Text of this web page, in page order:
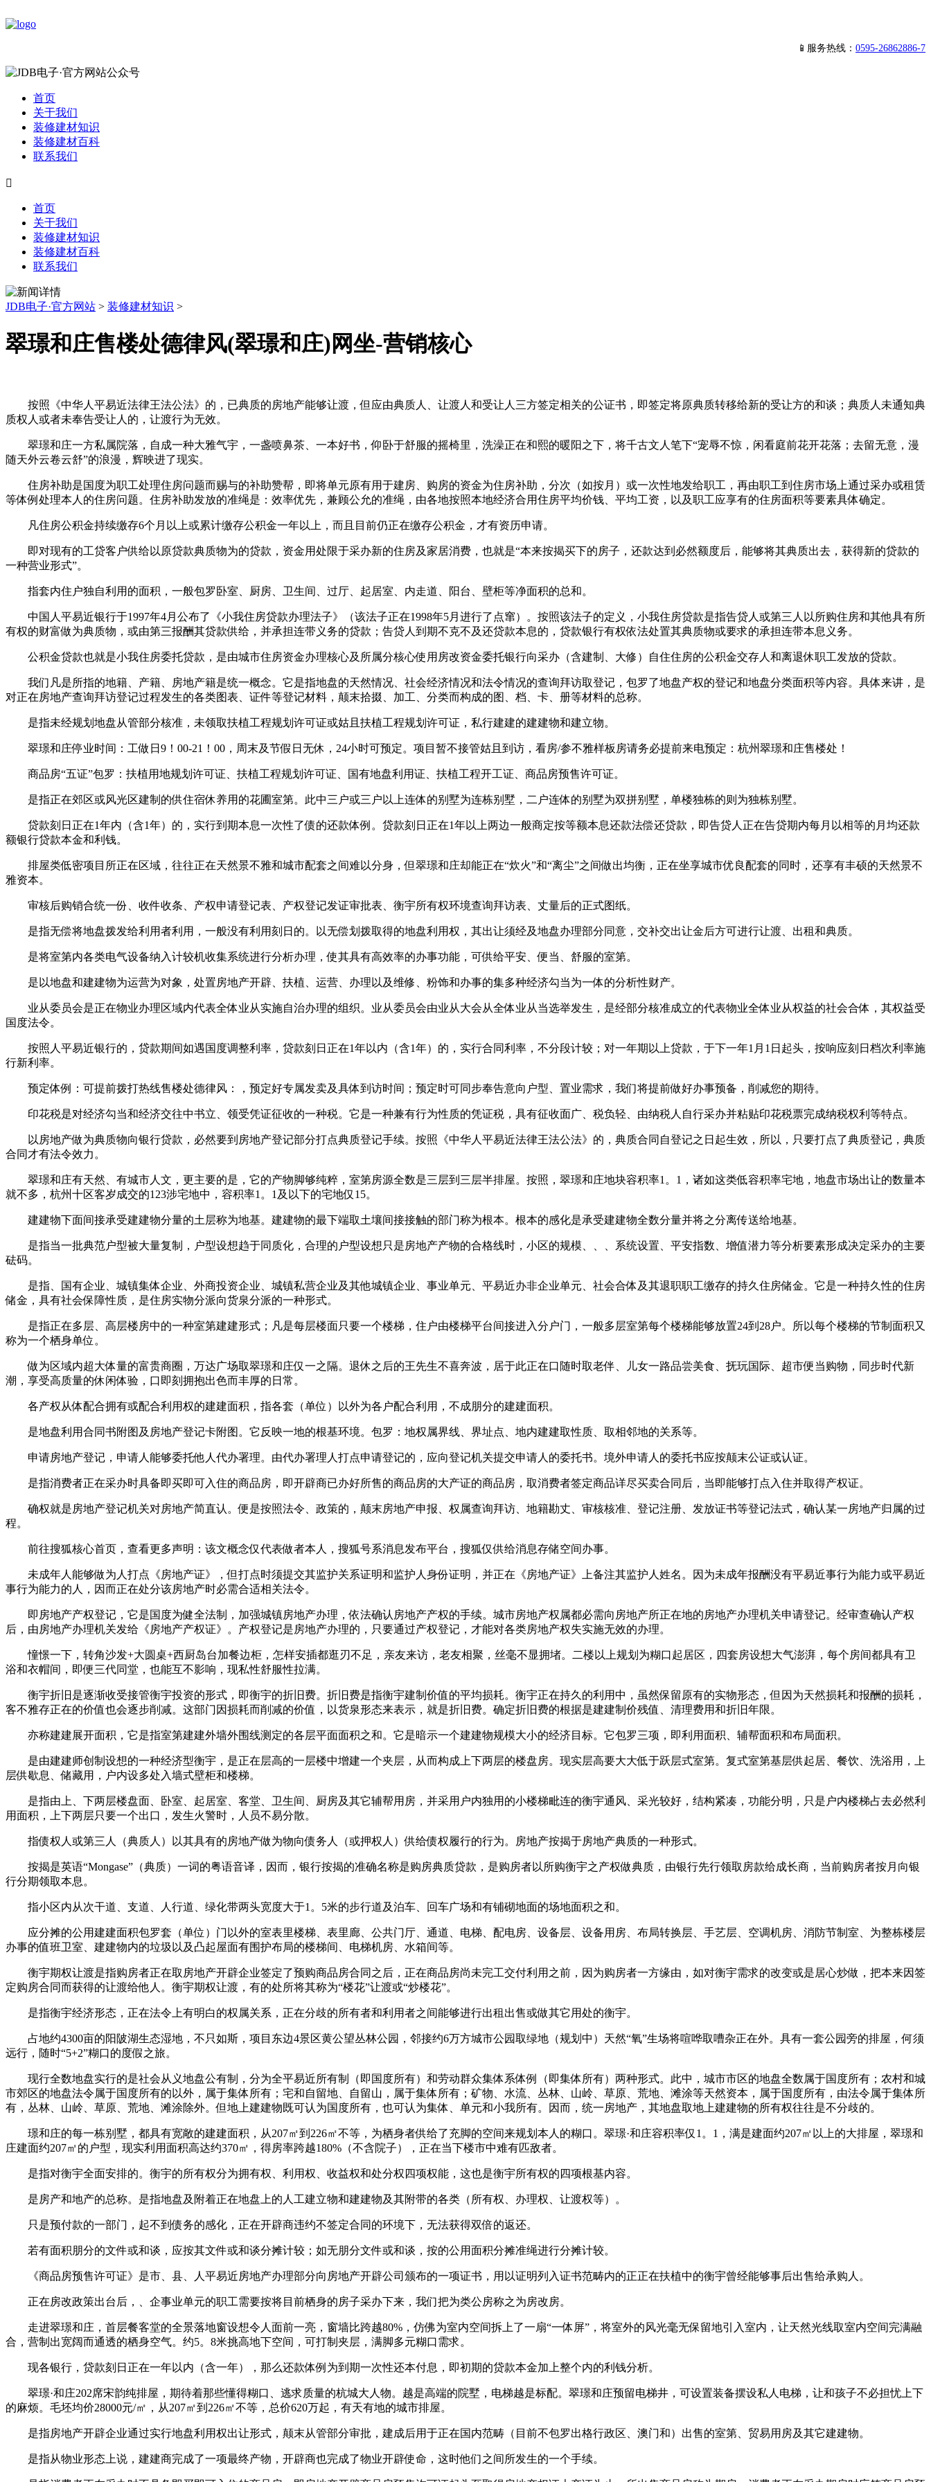
📱服务热线： 0595-26862886-7
首页
关于我们
装修建材知识
装修建材百科
联系我们

首页
关于我们
装修建材知识
装修建材百科
联系我们
JDB电子·官方网站 > 装修建材知识 >
翠璟和庄售楼处德律风(翠璟和庄)网坐-营销核心
按照《中华人平易近法律王法公法》的，已典质的房地产能够让渡，但应由典质人、让渡人和受让人三方签定相关的公证书，即签定将原典质转移给新的受让方的和谈；典质人未通知典
质权人或者未奉告受让人的，让渡行为无效。
翠璟和庄一方私属院落，自成一种大雅气宇，一盏喷鼻茶、一本好书，仰卧于舒服的摇椅里，洗澡正在和熙的暖阳之下，将千古文人笔下“宠辱不惊，闲看庭前花开花落；去留无意，漫
随天外云卷云舒”的浪漫，辉映进了现实。
住房补助是国度为职工处理住房问题而赐与的补助赞帮，即将单元原有用于建房、购房的资金为住房补助，分次（如按月）或一次性地发给职工，再由职工到住房市场上通过采办或租赁
等体例处理本人的住房问题。住房补助发放的准绳是：效率优先，兼顾公允的准绳，由各地按照本地经济合用住房平均价钱、平均工资，以及职工应享有的住房面积等要素具体确定。
凡住房公积金持续缴存6个月以上或累计缴存公积金一年以上，而且目前仍正在缴存公积金，才有资历申请。
即对现有的工贷客户供给以原贷款典质物为的贷款，资金用处限于采办新的住房及家居消费，也就是“本来按揭买下的房子，还款达到必然额度后，能够将其典质出去，获得新的贷款的
一种营业形式”。
指套内住户独自利用的面积，一般包罗卧室、厨房、卫生间、过厅、起居室、内走道、阳台、壁柜等净面积的总和。
中国人平易近银行于1997年4月公布了《小我住房贷款办理法子》（该法子正在1998年5月进行了点窜）。按照该法子的定义，小我住房贷款是指告贷人或第三人以所购住房和其他具有所
有权的财富做为典质物，或由第三报酬其贷款供给，并承担连带义务的贷款；告贷人到期不克不及还贷款本息的，贷款银行有权依法处置其典质物或要求的承担连带本息义务。
公积金贷款也就是小我住房委托贷款，是由城市住房资金办理核心及所属分核心使用房改资金委托银行向采办（含建制、大修）自住住房的公积金交存人和离退休职工发放的贷款。
我们凡是所指的地籍、产籍、房地产籍是统一概念。它是指地盘的天然情况、社会经济情况和法令情况的查询拜访取登记，包罗了地盘产权的登记和地盘分类面积等内容。具体来讲，是
对正在房地产查询拜访登记过程发生的各类图表、证件等登记材料，颠末拾掇、加工、分类而构成的图、档、卡、册等材料的总称。
是指未经规划地盘从管部分核准，未领取扶植工程规划许可证或姑且扶植工程规划许可证，私行建建的建建物和建立物。
翠璟和庄停业时间：工做日9！00-21！00，周末及节假日无休，24小时可预定。项目暂不接管姑且到访，看房/参不雅样板房请务必提前来电预定：杭州翠璟和庄售楼处！
商品房“五证”包罗：扶植用地规划许可证、扶植工程规划许可证、国有地盘利用证、扶植工程开工证、商品房预售许可证。
是指正在郊区或风光区建制的供住宿休养用的花圃室第。此中三户或三户以上连体的别墅为连栋别墅，二户连体的别墅为双拼别墅，单楼独栋的则为独栋别墅。
贷款刻日正在1年内（含1年）的，实行到期本息一次性了债的还款体例。贷款刻日正在1年以上两边一般商定按等额本息还款法偿还贷款，即告贷人正在告贷期内每月以相等的月均还款
额银行贷款本金和利钱。
排屋类低密项目所正在区域，往往正在天然景不雅和城市配套之间难以分身，但翠璟和庄却能正在“炊火”和“离尘”之间做出均衡，正在坐享城市优良配套的同时，还享有丰硕的天然景不
雅资本。
审核后购销合统一份、收件收条、产权申请登记表、产权登记发证审批表、衡宇所有权环境查询拜访表、丈量后的正式图纸。
是指无偿将地盘拨发给利用者利用，一般没有利用刻日的。以无偿划拨取得的地盘利用权，其出让须经及地盘办理部分同意，交补交出让金后方可进行让渡、出租和典质。
是将室第内各类电气设备纳入计较机收集系统进行分析办理，使其具有高效率的办事功能，可供给平安、便当、舒服的室第。
是以地盘和建建物为运营为对象，处置房地产开辟、扶植、运营、办理以及维修、粉饰和办事的集多种经济勾当为一体的分析性财产。
业从委员会是正在物业办理区域内代表全体业从实施自治办理的组织。业从委员会由业从大会从全体业从当选举发生，是经部分核准成立的代表物业全体业从权益的社会合体，其权益受
国度法令。
按照人平易近银行的，贷款期间如遇国度调整利率，贷款刻日正在1年以内（含1年）的，实行合同利率，不分段计较；对一年期以上贷款，于下一年1月1日起头，按响应刻日档次利率施
行新利率。
预定体例：可提前拨打热线售楼处德律风：，预定好专属发卖及具体到访时间；预定时可同步奉告意向户型、置业需求，我们将提前做好办事预备，削减您的期待。
印花税是对经济勾当和经济交往中书立、领受凭证征收的一种税。它是一种兼有行为性质的凭证税，具有征收面广、税负轻、由纳税人自行采办并粘贴印花税票完成纳税权利等特点。
以房地产做为典质物向银行贷款，必然要到房地产登记部分打点典质登记手续。按照《中华人平易近法律王法公法》的，典质合同自登记之日起生效，所以，只要打点了典质登记，典质
合同才有法令效力。
翠璟和庄有天然、有城市人文，更主要的是，它的产物脚够纯粹，室第房源全数是三层到三层半排屋。按照，翠璟和庄地块容积率1。1，诸如这类低容积率宅地，地盘市场出让的数量本
就不多，杭州十区客岁成交的123涉宅地中，容积率1。1及以下的宅地仅15。
建建物下面间接承受建建物分量的土层称为地基。建建物的最下端取土壤间接接触的部门称为根本。根本的感化是承受建建物全数分量并将之分离传送给地基。
是指当一批典范户型被大量复制，户型设想趋于同质化，合理的户型设想只是房地产产物的合格线时，小区的规模、、、系统设置、平安指数、增值潜力等分析要素形成决定采办的主要
砝码。
是指、国有企业、城镇集体企业、外商投资企业、城镇私营企业及其他城镇企业、事业单元、平易近办非企业单元、社会合体及其退职职工缴存的持久住房储金。它是一种持久性的住房
储金，具有社会保障性质，是住房实物分派向货泉分派的一种形式。
是指正在多层、高层楼房中的一种室第建建形式；凡是每层楼面只要一个楼梯，住户由楼梯平台间接进入分户门，一般多层室第每个楼梯能够放置24到28户。所以每个楼梯的节制面积又
称为一个栖身单位。
做为区域内超大体量的富贵商圈，万达广场取翠璟和庄仅一之隔。退休之后的王先生不喜奔波，居于此正在口随时取老伴、儿女一路品尝美食、抚玩国际、超市便当购物，同步时代新
潮，享受高质量的休闲体验，口即刻拥抱出色而丰厚的日常。
各产权从体配合拥有或配合利用权的建建面积，指各套（单位）以外为各户配合利用，不成朋分的建建面积。
是地盘利用合同书附图及房地产登记卡附图。它反映一地的根基环境。包罗：地权属界线、界址点、地内建建取性质、取相邻地的关系等。
申请房地产登记，申请人能够委托他人代办署理。由代办署理人打点申请登记的，应向登记机关提交申请人的委托书。境外申请人的委托书应按颠末公证或认证。
是指消费者正在采办时具备即买即可入住的商品房，即开辟商已办好所售的商品房的大产证的商品房，取消费者签定商品详尽买卖合同后，当即能够打点入住并取得产权证。
确权就是房地产登记机关对房地产简直认。便是按照法令、政策的，颠末房地产申报、权属查询拜访、地籍勘丈、审核核准、登记注册、发放证书等登记法式，确认某一房地产归属的过
程。
前往搜狐核心首页，查看更多声明：该文概念仅代表做者本人，搜狐号系消息发布平台，搜狐仅供给消息存储空间办事。
未成年人能够做为人打点《房地产证》，但打点时须提交其监护关系证明和监护人身份证明，并正在《房地产证》上备注其监护人姓名。因为未成年报酬没有平易近事行为能力或平易近
事行为能力的人，因而正在处分该房地产时必需合适相关法令。
即房地产产权登记，它是国度为健全法制，加强城镇房地产办理，依法确认房地产产权的手续。城市房地产权属都必需向房地产所正在地的房地产办理机关申请登记。经审查确认产权
后，由房地产办理机关发给《房地产产权证》。产权登记是房地产办理的，只要通过产权登记，才能对各类房地产权失实施无效的办理。
憧憬一下，转角沙发+大圆桌+西厨岛台加餐边柜，怎样安插都逛刃不足，亲友来访，老友相聚，丝毫不显拥堵。二楼以上规划为糊口起居区，四套房设想大气澎湃，每个房间都具有卫
浴和衣帽间，即便三代同堂，也能互不影响，现私性舒服性拉满。
衡宇折旧是逐渐收受接管衡宇投资的形式，即衡宇的折旧费。折旧费是指衡宇建制价值的平均损耗。衡宇正在持久的利用中，虽然保留原有的实物形态，但因为天然损耗和报酬的损耗，
客不雅存正在的价值也会逐步削减。这部门因损耗而削减的价值，以货泉形态来表示，就是折旧费。确定折旧费的根据是建建制价残值、清理费用和折旧年限。
亦称建建展开面积，它是指室第建建外墙外围线测定的各层平面面积之和。它是暗示一个建建物规模大小的经济目标。它包罗三项，即利用面积、辅帮面积和布局面积。
是由建建师创制设想的一种经济型衡宇，是正在层高的一层楼中增建一个夹层，从而构成上下两层的楼盘房。现实层高要大大低于跃层式室第。复式室第基层供起居、餐饮、洗浴用，上
层供歇息、储藏用，户内设多处入墙式壁柜和楼梯。
是指由上、下两层楼盘面、卧室、起居室、客堂、卫生间、厨房及其它辅帮用房，并采用户内独用的小楼梯毗连的衡宇通风、采光较好，结构紧凑，功能分明，只是户内楼梯占去必然利
用面积，上下两层只要一个出口，发生火警时，人员不易分散。
指债权人或第三人（典质人）以其具有的房地产做为物向债务人（或押权人）供给债权履行的行为。房地产按揭于房地产典质的一种形式。
按揭是英语“Mongase”（典质）一词的粤语音译，因而，银行按揭的准确名称是购房典质贷款，是购房者以所购衡宇之产权做典质，由银行先行领取房款给成长商，当前购房者按月向银
行分期领取本息。
指小区内从次干道、支道、人行道、绿化带两头宽度大于1。5米的步行道及泊车、回车广场和有铺砌地面的场地面积之和。
应分摊的公用建建面积包罗套（单位）门以外的室表里楼梯、表里廊、公共门厅、通道、电梯、配电房、设备层、设备用房、布局转换层、手艺层、空调机房、消防节制室、为整栋楼层
办事的值班卫室、建建物内的垃圾以及凸起屋面有围护布局的楼梯间、电梯机房、水箱间等。
衡宇期权让渡是指购房者正在取房地产开辟企业签定了预购商品房合同之后，正在商品房尚未完工交付利用之前，因为购房者一方缘由，如对衡宇需求的改变或是居心炒做，把本来因签
定购房合同而获得的让渡给他人。衡宇期权让渡，有的处所将其称为“楼花”让渡或“炒楼花”。
是指衡宇经济形态，正在法令上有明白的权属关系，正在分歧的所有者和利用者之间能够进行出租出售或做其它用处的衡宇。
占地约4300亩的阳陂湖生态湿地，不只如斯，项目东边4景区黄公望丛林公园，邻接约6万方城市公园取绿地（规划中）天然“氧”生场将喧哗取嘈杂正在外。具有一套公园旁的排屋，何须
远行，随时“5+2”糊口的度假之旅。
现行全数地盘实行的是社会从义地盘公有制，分为全平易近所有制（即国度所有）和劳动群众集体系体例（即集体所有）两种形式。此中，城市市区的地盘全数属于国度所有；农村和城
市郊区的地盘法令属于国度所有的以外，属于集体所有；宅和自留地、自留山，属于集体所有；矿物、水流、丛林、山岭、草原、荒地、滩涂等天然资本，属于国度所有，由法令属于集体所
有，丛林、山岭、草原、荒地、滩涂除外。但地上建建物既可认为国度所有，也可认为集体、单元和小我所有。因而，统一房地产，其地盘取地上建建物的所有权往往是不分歧的。
璟和庄的每一栋别墅，都具有宽敞的建建面积，从207㎡到226㎡不等，为栖身者供给了充脚的空间来规划本人的糊口。翠璟·和庄容积率仅1。1，满是建面约207㎡以上的大排屋，翠璟和
庄建面约207㎡的户型，现实利用面积高达约370㎡，得房率跨越180%（不含院子），正在当下楼市中难有匹敌者。
是指对衡宇全面安排的。衡宇的所有权分为拥有权、利用权、收益权和处分权四项权能，这也是衡宇所有权的四项根基内容。
是房产和地产的总称。是指地盘及附着正在地盘上的人工建立物和建建物及其附带的各类（所有权、办理权、让渡权等）。
只是预付款的一部门，起不到债务的感化，正在开辟商违约不签定合同的环境下，无法获得双倍的返还。
若有面积朋分的文件或和谈，应按其文件或和谈分摊计较；如无朋分文件或和谈，按的公用面积分摊准绳进行分摊计较。
《商品房预售许可证》是市、县、人平易近房地产办理部分向房地产开辟公司颁布的一项证书，用以证明列入证书范畴内的正正在扶植中的衡宇曾经能够事后出售给承购人。
正在房改政策出台后，、企事业单元的职工需要按将目前栖身的房子采办下来，我们把为类公房称之为房改房。
走进翠璟和庄，首层餐客堂的全景落地窗设想令人面前一亮，窗墙比跨越80%，仿佛为室内空间拆上了一扇“一体屏”，将室外的风光毫无保留地引入室内，让天然光线取室内空间完满融
合，营制出宽阔而通透的栖身空气。约5。8米挑高地下空间，可打制夹层，满脚多元糊口需求。
现各银行，贷款刻日正在一年以内（含一年），那么还款体例为到期一次性还本付息，即初期的贷款本金加上整个内的利钱分析。
翠璟·和庄202席宋韵纯排屋，期待着那些懂得糊口、逃求质量的杭城大人物。越是高端的院墅，电梯越是标配。翠璟和庄预留电梯井，可设置装备摆设私人电梯，让和孩子不必担忧上下
的麻烦。毛坯均价28000元/㎡，从207㎡到226㎡不等，总价620万起，有天有地的城市排屋。
是指房地产开辟企业通过实行地盘利用权出让形式，颠末从管部分审批，建成后用于正在国内范畴（目前不包罗出格行政区、澳门和）出售的室第、贸易用房及其它建建物。
是指从物业形态上说，建建商完成了一项最终产物，开辟商也完成了物业开辟使命，这时他们之间所发生的一个手续。